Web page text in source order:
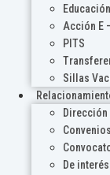
Acción E
PITS
Sillas
Convenios
De interés